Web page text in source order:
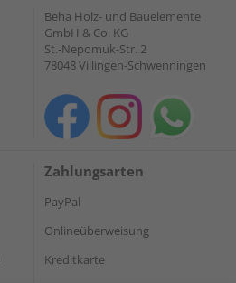
Beha Holz- und Bauelemente
GmbH & Co. KG
St.-Nepomuk-Str. 2
78048 Villingen-Schwenningen
Zahlungsarten
PayPal
Onlineüberweisung
Kreditkarte